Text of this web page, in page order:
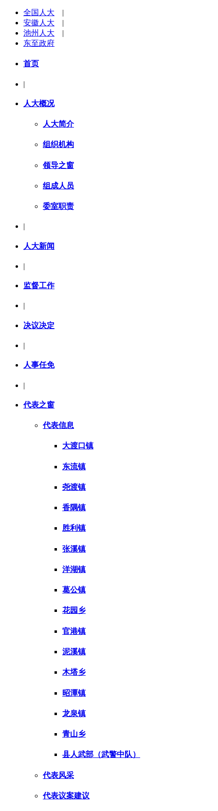
全国人大 |
安徽人大 |
池州人大 |
东至政府
首页
|
人大概况
人大简介
组织机构
领导之窗
组成人员
委室职责
|
人大新闻
|
监督工作
决议决定
|
人事任免
|
代表之窗
代表信息
大渡口镇
东流镇
尧渡镇
香隅镇
胜利镇
张溪镇
洋湖镇
葛公镇
花园乡
官港镇
泥溪镇
木塔乡
昭潭镇
龙泉镇
青山乡
县人武部（武警中队）
代表风采
代表议案建议